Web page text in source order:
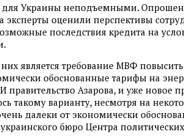
для Украины неподъемными.
эксперты оценили перспективы
последствия кредита на
является требование МВФ
обоснованные тарифы на
правительство Азарова, и уже новое
такому варианту, несмотря на
далеки от экономически
бюро Центра